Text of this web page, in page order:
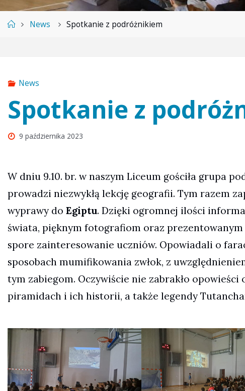
StronaNews Spotkanie z podróżnikiem
News
Spotkanie z
9 października 2023
W dniu 9.10. br. w naszym Liceum gościła grupa
prowadzi niezwykłą lekcję geografii. Tym razem
wyprawy doEgiptu. Dzięki ogromnej ilości
świata, pięknym fotografiom oraz
spore zainteresowanie uczniów. Opowiadali o
sposobach mumifikowania zwłok, z
tym zabiegom. Oczywiście nie zabrakło
piramidach i ich historii, a także legendy